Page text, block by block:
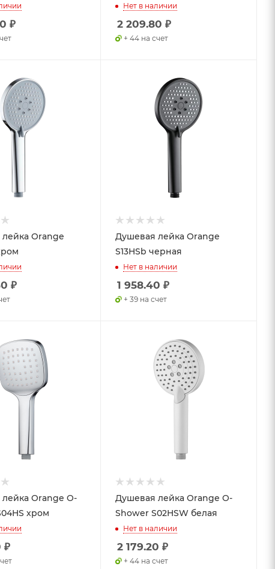
₽
Нет в наличии
2 209.80 ₽
+ 44 на счет
Orange
₽
Душевая лейка Orange
S13HSb черная
Нет в наличии
1 958.40 ₽
+ 39 на счет
Orange O-
хром
₽
Душевая лейка Orange O-
Shower S02HSW белая
Нет в наличии
2 179.20 ₽
+ 44 на счет